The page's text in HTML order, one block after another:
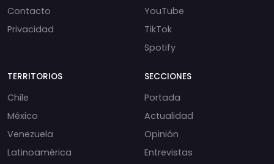
Contacto
Privacidad
YouTube
TikTok
Spotify
TERRITORIOS
Chile
México
Venezuela
Latinoamérica
SECCIONES
Portada
Actualidad
Opinión
Entrevistas